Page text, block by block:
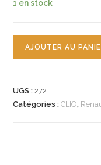
1 en stock
porte
AJOUTER AU
UGS :272
Catégories :CLIO,